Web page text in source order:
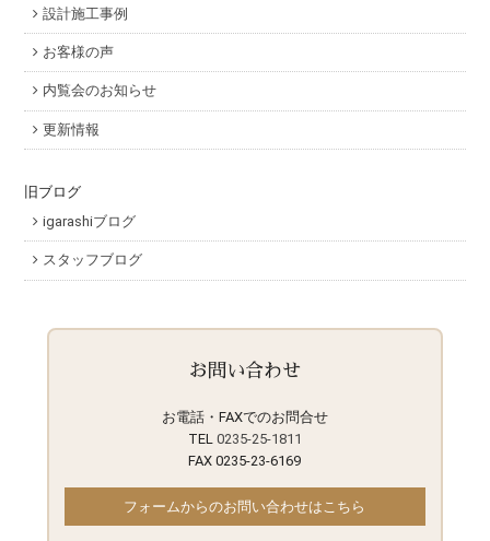
設計施工事例
お客様の声
内覧会のお知らせ
更新情報
旧ブログ
igarashiブログ
スタッフブログ
お問い合わせ
お電話・FAXでのお問合せ
TEL 0235-25-1811
FAX 0235-23-6169
フォームからのお問い合わせはこちら